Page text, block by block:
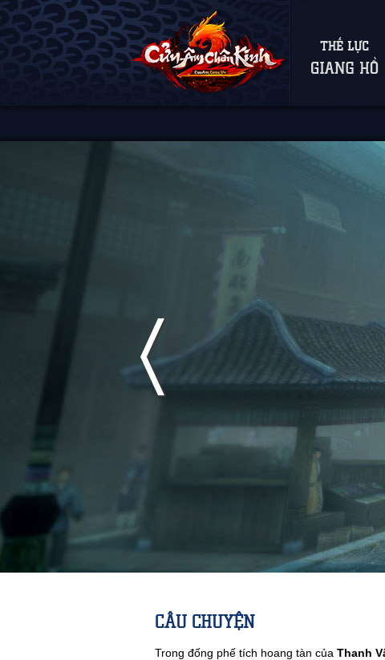
CÂU CHUYỆN
Trong đống phế tích hoang tàn của Thanh